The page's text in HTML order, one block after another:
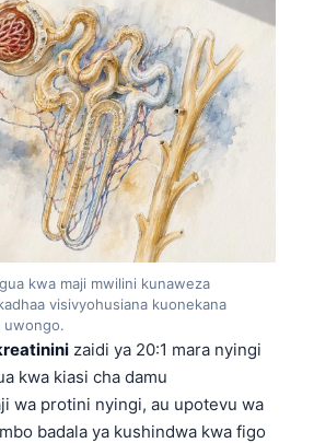
kwa maji mwilini kunaweza
visivyohusiana kuonekana
uwongo.
zaidi ya 20:1 mara nyingi
kwa kiasi cha damu
wa protini nyingi, au upotevu wa
badala ya kushindwa kwa figo